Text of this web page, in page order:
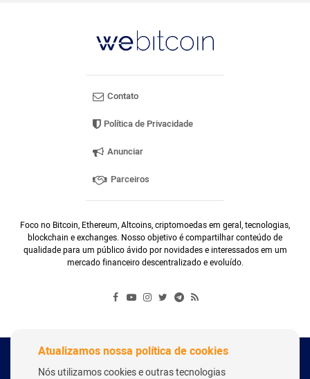
Contato
Política de Privacidade
Anunciar
Parceiros
Foco no Bitcoin, Ethereum, Altcoins, criptomoedas em geral, tecnologias,
blockchain e exchanges. Nosso objetivo é compartilhar conteúdo de
qualidade para um público ávido por novidades e interessados em um
mercado financeiro descentralizado e evoluído.
Copyright Webitcoin 2018 - Todos os Direitos Reservados
Atualizamos nossa política de cookies
Nós utilizamos cookies e outras tecnologias